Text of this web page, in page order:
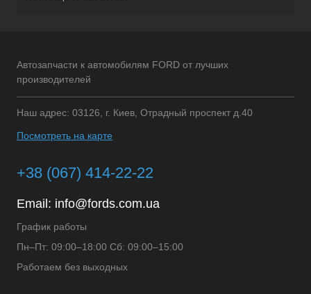
Автозапчасти к автомобилям FORD от лучших
производителей
Наш адрес: 03126, г. Киев, Отрадный проспект д.40
Посмотреть на карте
+38 (067) 414-22-22
Email: info@fords.com.ua
График работы
Пн–Пт: 09:00–18:00 Сб: 09:00–15:00
Работаем без выходных